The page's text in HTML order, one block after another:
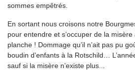
sommes empêtrés.
En sortant nous croisons notre
pour entendre et s’occuper de la
planche ! Dommage qu’il n’ait pas pu
boudin d’enfants à la Rotschild…
sauf si la misère n’existe plus...